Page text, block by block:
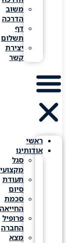
משוב
הדרכה
דף
תשלום
יצירת
ראשי
אודותינו
סגל
מקצועי
תעודת
סכמת
החייאה
פרופיל
החברה
מצא